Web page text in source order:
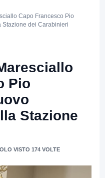
Capo Francesco Pio
Stazione dei Carabinieri
Pio
Stazione
VISTO 174 VOLTE